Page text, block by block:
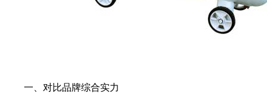
一、对比品牌综合实力